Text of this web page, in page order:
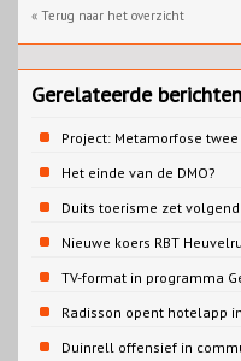
« Terug naar het overzicht
Gerelateerde
Project: Metamorfose
Biesbosch MuseumEiland
Het einde van de DMO?
Duits toerisme zet
content
Nieuwe koers RBT
zichtbaar in eerste
TV-format in programma
Rondje Gelderland
Radisson opent hotelapp
Duinrell offensief in